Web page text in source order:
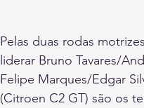
Pelas duas rodas
liderar Bruno Tavares/
Felipe Marques/Edgar
(Citroen C2 GT) são os